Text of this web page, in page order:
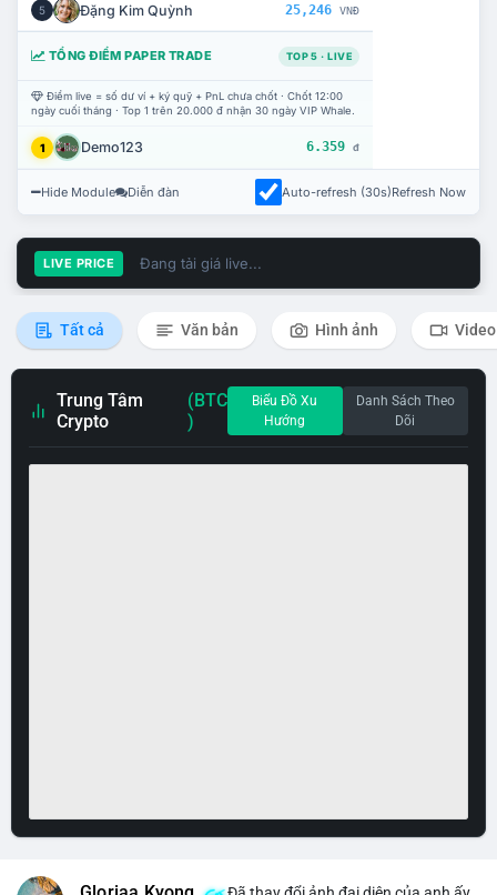
5 Đặng Kim Quỳnh 25,246 VNĐ
TỔNG ĐIỂM PAPER TRADE TOP 5 · LIVE
Điểm live = số dư ví + ký quỹ + PnL chưa chốt · Chốt 12:00
ngày cuối tháng · Top 1 trên 20.000 đ nhận 30 ngày VIP Whale.
1 Demo123 6.359 đ
Hide Module Diễn đàn Auto-refresh (30s)Refresh Now
LIVE PRICE Đang tải giá live...
Tất cả Văn bản Hình ảnh Video
Trung Tâm
Crypto
(BTC
)
Biểu Đồ Xu
Hướng
Danh Sách Theo
Dõi